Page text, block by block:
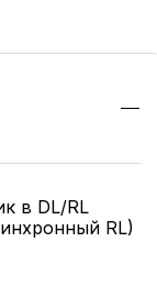
в DL/RL
RL)